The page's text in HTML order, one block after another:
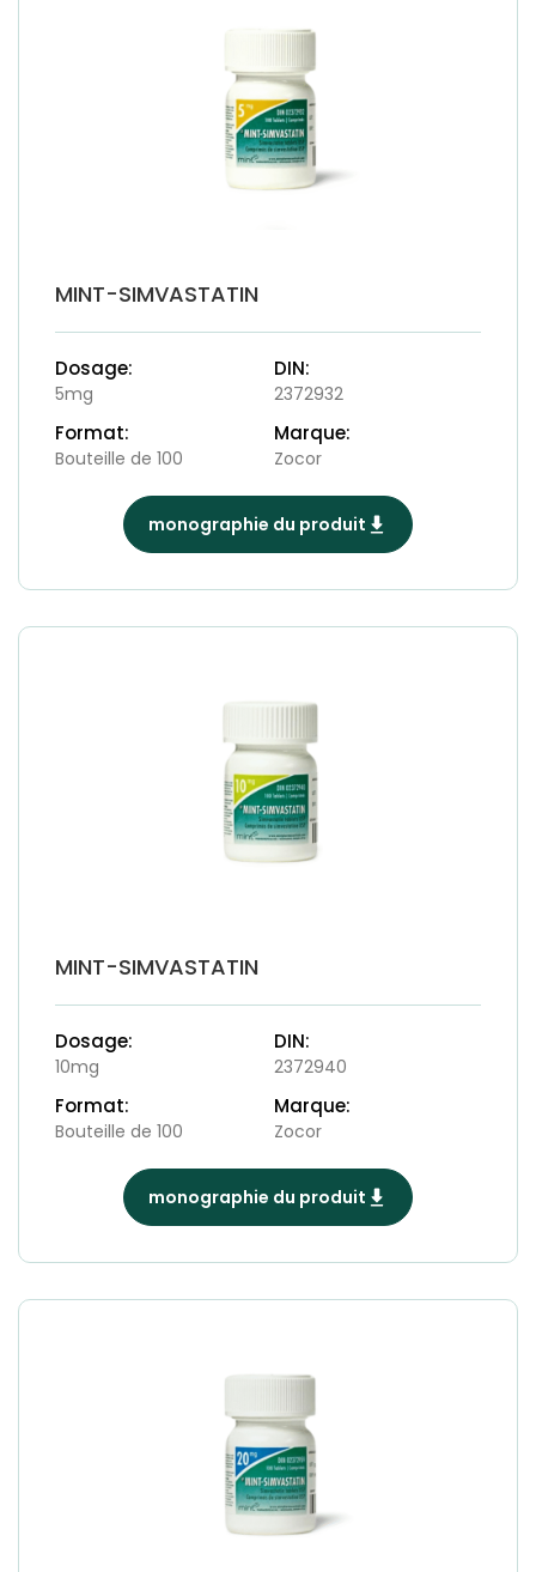
MINT-SIMVASTATIN
Dosage:
5mg
DIN:
2372932
Format:
Bouteille de 100
Marque:
Zocor
monographie du produit
MINT-SIMVASTATIN
Dosage:
10mg
DIN:
2372940
Format:
Bouteille de 100
Marque:
Zocor
monographie du produit